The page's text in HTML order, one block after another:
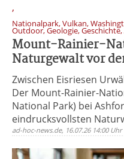
,
Nationalpark, Vulkan,
Outdoor, Geologie,
Mount-Rainier-
Naturgewalt vor
Zwischen Eisriesen
Der Mount-Rainier-
National Park) bei
eindrucksvollsten
ad-hoc-news.de, 16.07.26 14:00 Uhr